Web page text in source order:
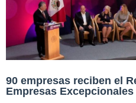
90 empresas reciben el
Empresas Excepcionales